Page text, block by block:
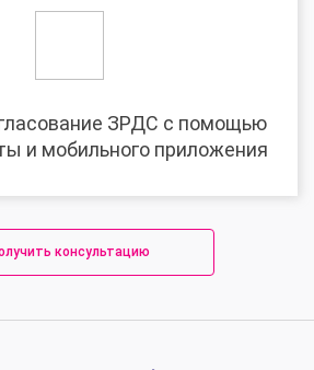
ЗРДС с помощью
и мобильного приложения
консультацию